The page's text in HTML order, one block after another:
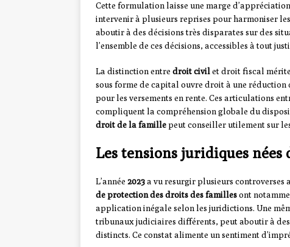
Cette formulation laisse une marge
intervenir à plusieurs reprises pour harmoniser
aboutir à des décisions très disparates sur des
l’ensemble de ces décisions, accessibles à tout
La distinction entre droit civil et droit fiscal
sous forme de capital ouvre droit à une
pour les versements en rente. Ces articulations
compliquent la compréhension globale du
droit de la famillepeut conseiller utilement sur
Les tensions juridiques nées
L’année 2023a vu resurgir plusieurs controverses
de protection des droits des famillesont
application inégale selon les juridictions. Une
tribunaux judiciaires différents, peut aboutir à
distincts. Ce constat alimente un sentiment